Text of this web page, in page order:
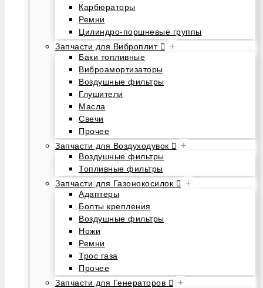
Карбюраторы
Ремни
Цилиндро-поршневые группы
Запчасти для Виброплит
+
Баки топливные
Виброамортизаторы
Воздушные фильтры
Глушители
Масла
Свечи
Прочее
Запчасти для Воздуходувок
+
Воздушные фильтры
Топливные фильтры
Запчасти для Газонокосилок
+
Адаптеры
Болты крепления
Воздушные фильтры
Ножи
Ремни
Трос газа
Прочее
Запчасти для Генераторов
+